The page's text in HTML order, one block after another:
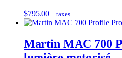
$795.00 + taxes
Martin MAC 700